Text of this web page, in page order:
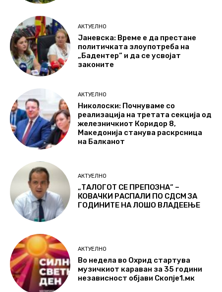
АКТУЕЛНО
Јаневска: Време е да престане
политичката злоупотреба на
„Бадентер“ и да се усвојат
законите
АКТУЕЛНО
Николоски: Почнуваме со
реализација на третата секција од
железничкиот Коридор 8,
Македонија станува раскрсница
на Балканот
АКТУЕЛНО
„ТАЛОГОТ СЕ ПРЕПОЗНА“ –
КОВАЧКИ РАСПАЛИ ПО СДСМ ЗА
ГОДИНИТЕ НА ЛОШО ВЛАДЕЕЊЕ
АКТУЕЛНО
Во недела во Охрид стартува
музичкиот караван за 35 години
независност објави Скопје1.мк